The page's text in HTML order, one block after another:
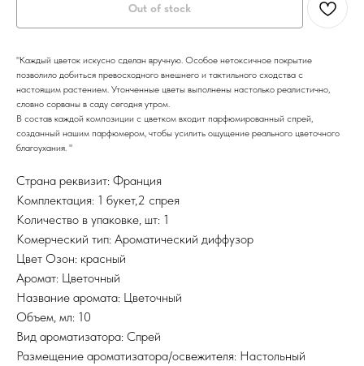
Out of stock
"Каждый цветок искусно сделан вручную. Особое нетоксичное покрытие
позволило добиться превосходного внешнего и тактильного сходства с
настоящим растением. Утонченные цветы выполнены настолько реалистично,
словно сорваны в саду сегодня утром.
В состав каждой композиции с цветком входит парфюмированный спрей,
созданный нашим парфюмером, чтобы усилить ощущение реального цветочного
благоухания. "
Страна реквизит: Франция
Комплектация: 1 букет,2 спрея
Количество в упаковке, шт: 1
Комерческий тип: Ароматический диффузор
Цвет Озон: красный
Аромат: Цветочный
Название аромата: Цветочный
Объем, мл: 10
Вид ароматизатора: Спрей
Размещение ароматизатора/освежителя: Настольный